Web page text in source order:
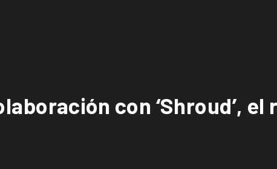
con ‘Shroud’,